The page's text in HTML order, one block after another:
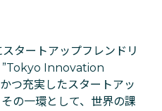
タートアップフレンドリ
”Tokyo Innovation
つ充実したスタートアッ
の一環として、世界の課